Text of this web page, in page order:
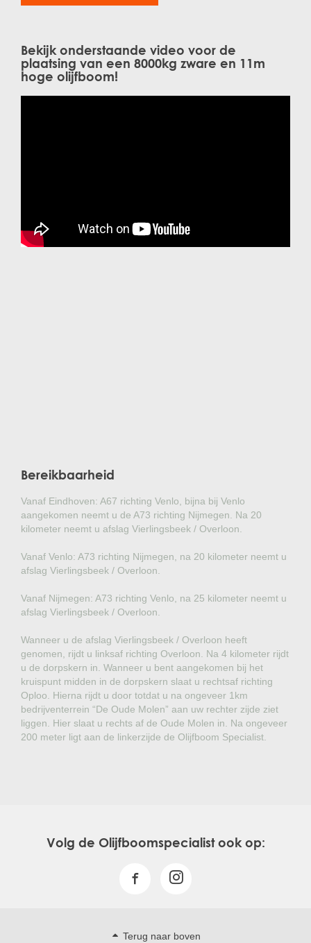
Bekijk onderstaande video voor de
plaatsing van een 8000kg zware en 11m
hoge olijfboom!
Bereikbaarheid
Vanaf Eindhoven: A67 richting Venlo, bijna bij Venlo
aangekomen neemt u de A73 richting Nijmegen. Na 20
kilometer neemt u afslag Vierlingsbeek / Overloon.
Vanaf Venlo: A73 richting Nijmegen, na 20 kilometer neemt u
afslag Vierlingsbeek / Overloon.
Vanaf Nijmegen: A73 richting Venlo, na 25 kilometer neemt u
afslag Vierlingsbeek / Overloon.
Wanneer u de afslag Vierlingsbeek / Overloon heeft
genomen, rijdt u linksaf richting Overloon. Na 4 kilometer rijdt
u de dorpskern in. Wanneer u bent aangekomen bij het
kruispunt midden in de dorpskern slaat u rechtsaf richting
Oploo. Hierna rijdt u door totdat u na ongeveer 1km
bedrijventerrein “De Oude Molen” aan uw rechter zijde ziet
liggen. Hier slaat u rechts af de Oude Molen in. Na ongeveer
200 meter ligt aan de linkerzijde de Olijfboom Specialist.
Volg de Olijfboomspecialist ook op:
Terug naar boven